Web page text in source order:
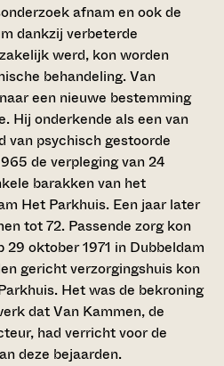
afnam en ook de
dankzij verbeterde
werd, kon worden
behandeling. Van
een nieuwe bestemming
Hij onderkende als een van
van psychisch gestoorde
de verpleging van 24
barakken van het
Het Parkhuis. Een jaar later
tot 72. Passende zorg kon
oktober 1971 in Dubbeldam
gericht verzorgingshuis kon
Het was de bekroning
dat Van Kammen, de
had verricht voor de
deze bejaarden.